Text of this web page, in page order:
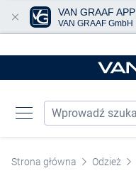
Strona główna Odzież
VAN GRAAF APP
VAN GRAAF GmbH